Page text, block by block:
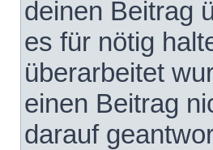
deinen Beitrag
es für nötig
überarbeitet
einen Beitrag
darauf